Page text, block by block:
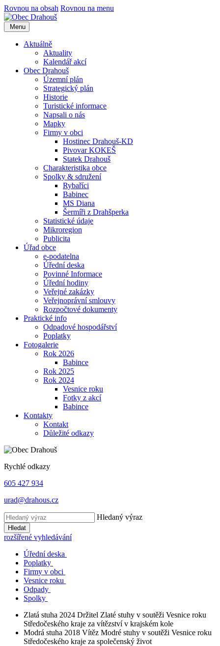
Rovnou na obsah Rovnou na menu
Menu
Aktuálně
Aktuality
Kalendář akcí
Obec Drahouš
Územní plán
Strategický plán
Historie
Turistické informace
Napsali o nás
Mapky
Firmy v obci
Hostinec Drahouš-KD
Pivovar KOKEŠ
Statek Drahouš
Charakteristika obce
Spolky & sdružení
Rybaříci
Babinec
MS Diana
Šermíři z Drahšperka
Statistické údaje
Mikroregion
Publicita
Úřad obce
e-podatelna
Úřední deska
Povinné Informace
Úřední hodiny
Veřejné zakázky
Veřejnoprávní smlouvy
Rozpočtové dokumenty
Praktické info
Odpadové hospodářství
Poplatky
Fotogalerie
Rok 2026
Babince
Rok 2025
Rok 2024
Vesnice roku
Fotky z akcí
Babince
Kontakty
Kontakt
Důležité odkazy
Rychlé odkazy
605 427 934
urad@drahous.cz
Hledaný výraz
Hledat
rozšířené vyhledávání
Úřední deska
Poplatky
Firmy v obci
Vesnice roku
Odpady
Spolky
Zlatá stuha 2024 Držitel Zlaté stuhy v soutěži Vesnice roku
Středočeského kraje za vítězství v krajském kole
Modrá stuha 2018 Vítěz Modré stuhy v soutěži Vesnice roku
Středočeského kraje za společenský život